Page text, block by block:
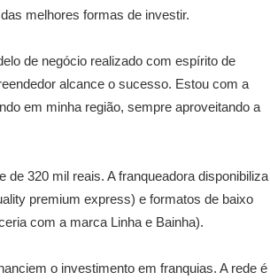
melhores formas de investir.
de negócio realizado com espírito de
alcance o sucesso. Estou com a
em minha região, sempre aproveitando a
320 mil reais. A franqueadora disponibiliza
premium express) e formatos de baixo
com a marca Linha e Bainha).
o investimento em franquias. A rede é